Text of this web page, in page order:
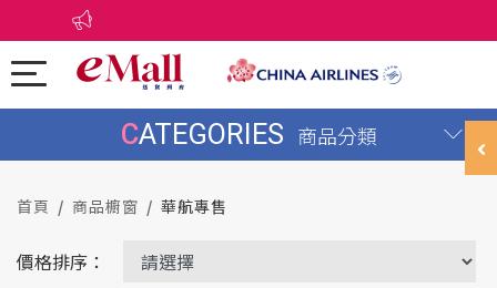
CATEGORIES 商品分類
首頁 商品櫥窗 華航專售
價格排序：